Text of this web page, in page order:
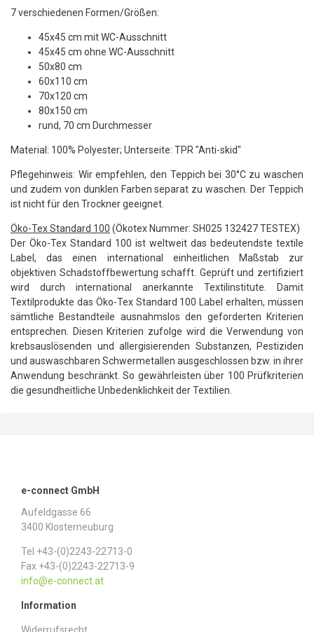
7 verschiedenen Formen/Größen:
45x45 cm mit WC-Ausschnitt
45x45 cm ohne WC-Ausschnitt
50x80 cm
60x110 cm
70x120 cm
80x150 cm
rund, 70 cm Durchmesser
Material: 100% Polyester; Unterseite: TPR "Anti-skid"
Pflegehinweis: Wir empfehlen, den Teppich bei 30°C zu waschen
und zudem von dunklen Farben separat zu waschen. Der Teppich
ist nicht für den Trockner geeignet.
Öko-Tex Standard 100 (Ökotex Nummer: SH025 132427 TESTEX)
Der Öko-Tex Standard 100 ist weltweit das bedeutendste textile
Label, das einen international einheitlichen Maßstab zur
objektiven Schadstoffbewertung schafft. Geprüft und zertifiziert
wird durch international anerkannte Textilinstitute. Damit
Textilprodukte das Öko-Tex Standard 100 Label erhalten, müssen
sämtliche Bestandteile ausnahmslos den geforderten Kriterien
entsprechen. Diesen Kriterien zufolge wird die Verwendung von
krebsauslösenden und allergisierenden Substanzen, Pestiziden
und auswaschbaren Schwermetallen ausgeschlossen bzw. in ihrer
Anwendung beschränkt. So gewährleisten über 100 Prüfkriterien
die gesundheitliche Unbedenklichkeit der Textilien.
e-connect GmbH
Aufeldgasse 66
3400 Klosterneuburg
Tel +43-(0)2243-22713-0
Fax +43-(0)2243-22713-9
info@e-connect.at
Information